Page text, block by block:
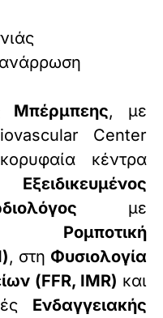
Μπέρμπεης, με
Center
κέντρα
Εξειδικευμένος
με
στη Ρομποτική
, στη Φυσιολογία
(FFR, IMR) και
Ενδαγγειακής